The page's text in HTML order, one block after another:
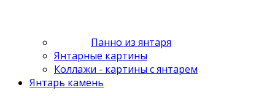
Панно из янтаря
Янтарные картины
Коллажи - картины с янтарем
Янтарь камень